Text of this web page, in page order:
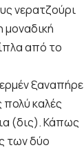
νερατζούρι
μοναδική
από το
ξαναπήρε
πολύ καλές
(δις). Κάπως
των δύο